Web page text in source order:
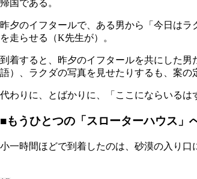
帰国である。
昨夕のイフタールで、ある男から「今日は
を走らせる（K先生が）。
到着すると、昨夕のイフタールを共にした
語）、ラクダの写真を見せたりするも、案の
代わりに、とばかりに、「ここにならいるは
■もうひとつの「スローターハウス」
小一時間ほどで到着したのは、砂漠の入り